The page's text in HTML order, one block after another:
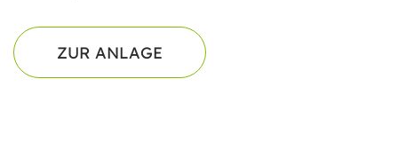
ZUR ANLAGE